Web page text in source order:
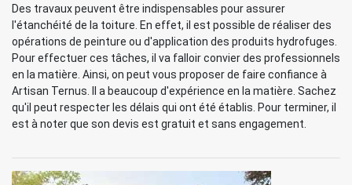
Des travaux peuvent être indispensables pour assurer
l'étanchéité de la toiture. En effet, il est possible de réaliser des
opérations de peinture ou d'application des produits hydrofuges.
Pour effectuer ces tâches, il va falloir convier des professionnels
en la matière. Ainsi, on peut vous proposer de faire confiance à
Artisan Ternus. Il a beaucoup d'expérience en la matière. Sachez
qu'il peut respecter les délais qui ont été établis. Pour terminer, il
est à noter que son devis est gratuit et sans engagement.